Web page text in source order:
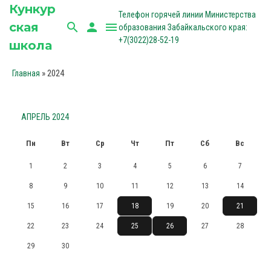
Кункур
ская
школа
search person menu
Телефон горячей линии Министерства
образования Забайкальского края:
+7(3022)28-52-19
Главная »2024
АПРЕЛЬ 2024
Пн Вт Ср Чт Пт Сб Вс
1 2 3 4 5 6 7
8 9 10 11 12 13 14
15 16 17 18 19 20 21
22 23 24 25 26 27 28
29 30